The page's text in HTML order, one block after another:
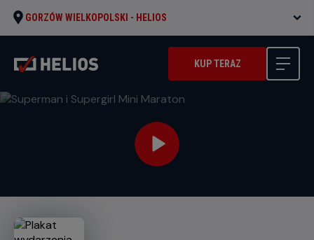
GORZÓW WIELKOPOLSKI - HELIOS
KUP TERAZ